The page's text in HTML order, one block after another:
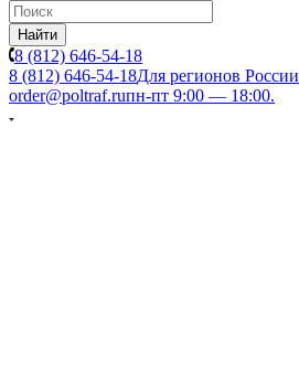
Найти
8 (812) 646-54-18
8 (812) 646-54-18Для регионов России
order@poltraf.ruпн-пт 9:00 — 18:00.